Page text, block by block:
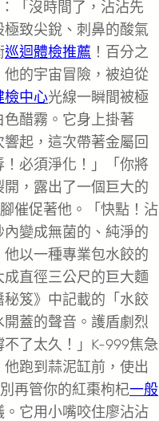
「沒時間了，沾沾先
致尖銳、刺鼻的酸氣
巡迴體檢推薦 ！百分之
的宇宙冒險，被迫從
檢中心光線一瞬間被極
醋霧。它身上掛著
起，這次帶著金屬回
必須淨化！」「你將
，露出了一個巨大的
催促著他。「快點！沾
變成無菌的、純淨的
以一種專業包水餃的
直徑三公尺的巨大麵
笈》中記載的「水餃
蓋的聲音。護盾劇烈
了太久！」K-999焦急
跑到蒜泥缸前，使出
再管你的紅棗枸杞一般
它用小嘴咬住廖沾沾